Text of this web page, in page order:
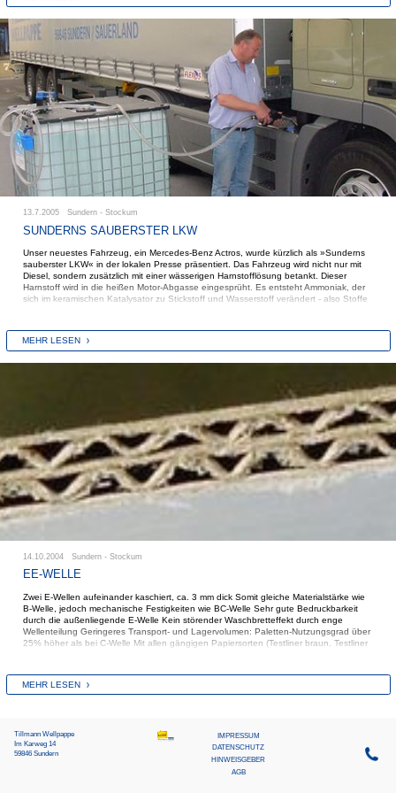
13.7.2005 Sundern - Stockum
SUNDERNS SAUBERSTER LKW
Unser neuestes Fahrzeug, ein Mercedes-Benz Actros, wurde kürzlich als »Sunderns
sauberster LKW« in der lokalen Presse präsentiert. Das Fahrzeug wird nicht nur mit
Diesel, sondern zusätzlich mit einer wässerigen Harnstofflösung betankt. Dieser
Harnstoff wird in die heißen Motor-Abgasse eingesprüht. Es entsteht Ammoniak, der
sich im keramischen Katalysator zu Stickstoff und Wasserstoff verändert - also Stoffe
Mit diesem Fahrzeug erreichen wir schon jetzt die EURO 5-Norm, die erst im Jahre
2009 in Kraft tritt.
MEHR LESEN
14.10.2004 Sundern - Stockum
EE-WELLE
Zwei E-Wellen aufeinander kaschiert, ca. 3 mm dick Somit gleiche Materialstärke wie
B-Welle, jedoch mechanische Festigkeiten wie BC-Welle Sehr gute Bedruckbarkeit
durch die außenliegende E-Welle Kein störender Waschbretteffekt durch enge
Wellenteilung Geringeres Transport- und Lagervolumen: Paletten-Nutzungsgrad über
25% höher als bei C-Welle Mit allen gängigen Papiersorten (Testliner braun, Testliner
MEHR LESEN
Tillmann Wellpappe
Im Karweg 14
59846 Sundern
IMPRESSUM
DATENSCHUTZ
HINWEISGEBER
AGB
MEIN SUNDERN